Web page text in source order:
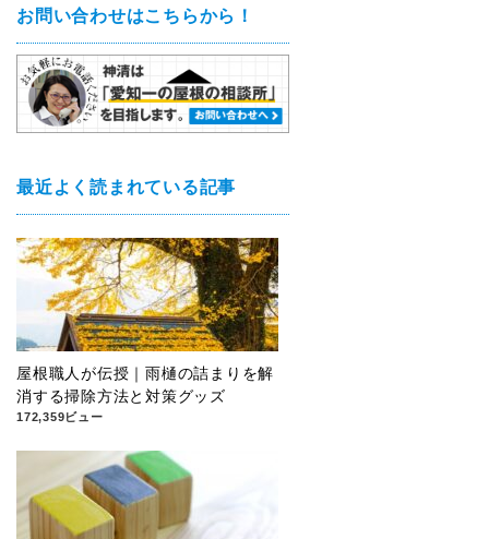
お問い合わせはこちらから！
最近よく読まれている記事
屋根職人が伝授｜雨樋の詰まりを解
消する掃除方法と対策グッズ
172,359ビュー